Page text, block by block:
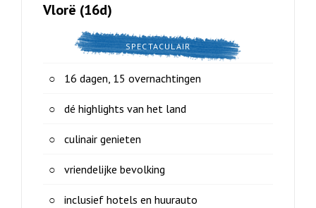
Vlorë (16d)
SPECTACULAIR
16 dagen, 15 overnachtingen
dé highlights van het land
culinair genieten
vriendelijke bevolking
inclusief hotels en huurauto